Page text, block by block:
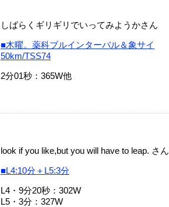
しばらくギリギリでいってみようかさん
■木曜。薬科ブルインターバル＆象サイ
50km/TSS74
2分01秒：365W他
look if you like,but you will have to leap. さん
■L4:10分＋L5:3分
L4・9分20秒：302W
L5・3分：327W